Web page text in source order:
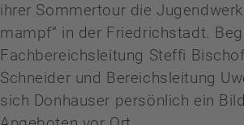
ihrer Sommertour die
mampf“ in der Friedrichstadt.
Fachbereichsleitung Steffi
Schneider und Bereichsleitung
sich Donhauser persönlich ein